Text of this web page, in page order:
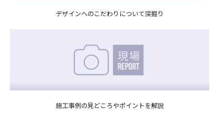
デザインへのこだわりについて深掘り
施工事例の見どころやポイントを解説